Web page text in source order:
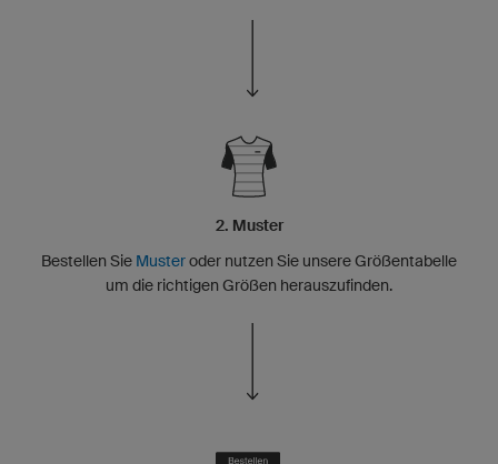
2. Muster
Bestellen Sie Musteroder nutzen Sie unsere Größentabelle
um die richtigen Größen herauszufinden.